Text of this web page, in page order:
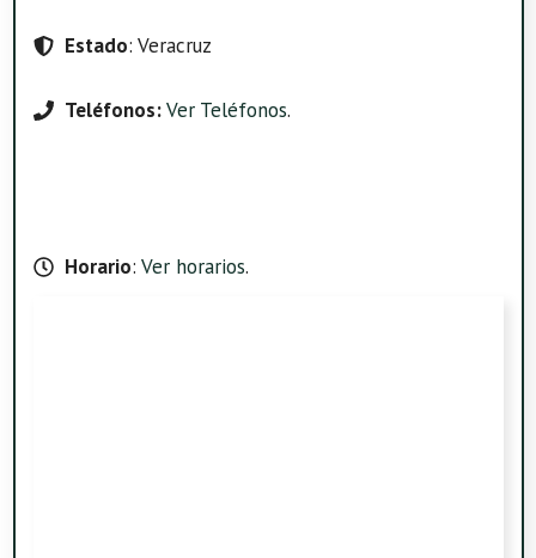
Estado: Veracruz
Teléfonos:Ver Teléfonos.
Horario: Ver horarios.